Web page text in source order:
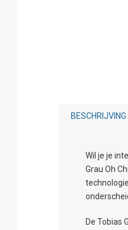
BESCHRIJVING
Wil je je
Grau Oh
De Tobias